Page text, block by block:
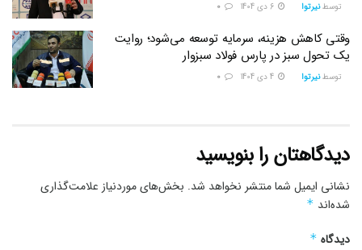
توسط نیرتوا 6 دی 1404 0
وقتی کاهش هزینه، سرمایه توسعه می‌شود؛ روایت
یک تحول سبز در پارس فولاد سبزوار
توسط نیرتوا 4 دی 1404 0
دیدگاهتان را بنویسید
نشانی ایمیل شما منتشر نخواهد شد. بخش‌های موردنیاز علامت‌گذاری
شده‌اند *
دیدگاه*